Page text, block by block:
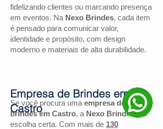
fidelizando clientes ou marcando presença
em eventos. Na Nexo Brindes, cada item
é pensado para comunicar valor,
identidade e propósito, com design
moderno e materiais de alta durabilidade.
Se você procura uma empresa de
brindes em Castro, a Nexo Brindesé a
escolha certa. Com mais de 130
Empresa de Brindes em
Castro